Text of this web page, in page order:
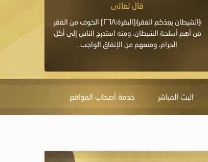
قال تعالى
﴿الشيطان يعِدُكم الفقر﴾[البقرة:٢٦٨] الخوف من الفقر
من أهم أسلحة الشيطان، ومنه استدرج الناس إلى أكل
الحرام، ومنعهم من الإنفاق الواجب .
البث المباشر خدمة أصحاب المواقع